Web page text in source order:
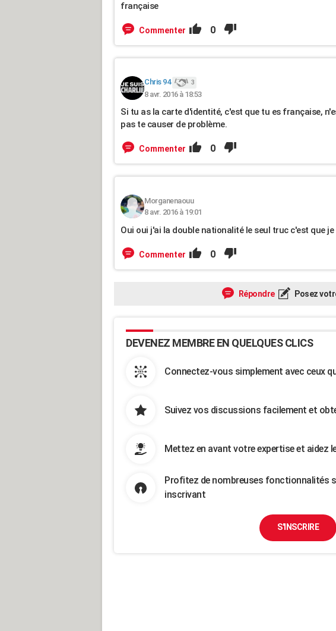
française
Commenter 0
Chris 94 3
8 avr. 2016 à 18:53
Si tu as la carte d'identité, c'est que tu es française,
pas te causer de problème.
Commenter 0
Morganenaouu
8 avr. 2016 à 19:01
Oui oui j'ai la double nationalité le seul truc c'est que
Commenter 0
Répondre Posez
DEVENEZ MEMBRE EN QUELQUES CLICS
Connectez-vous simplement avec ceux
Suivez vos discussions facilement et
Mettez en avant votre expertise et aidez
Profitez de nombreuses fonctionnalités
inscrivant
S'INSCRIRE